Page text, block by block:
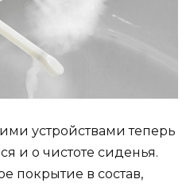
устройствами теперь
и о чистоте сиденья.
покрытие в состав,